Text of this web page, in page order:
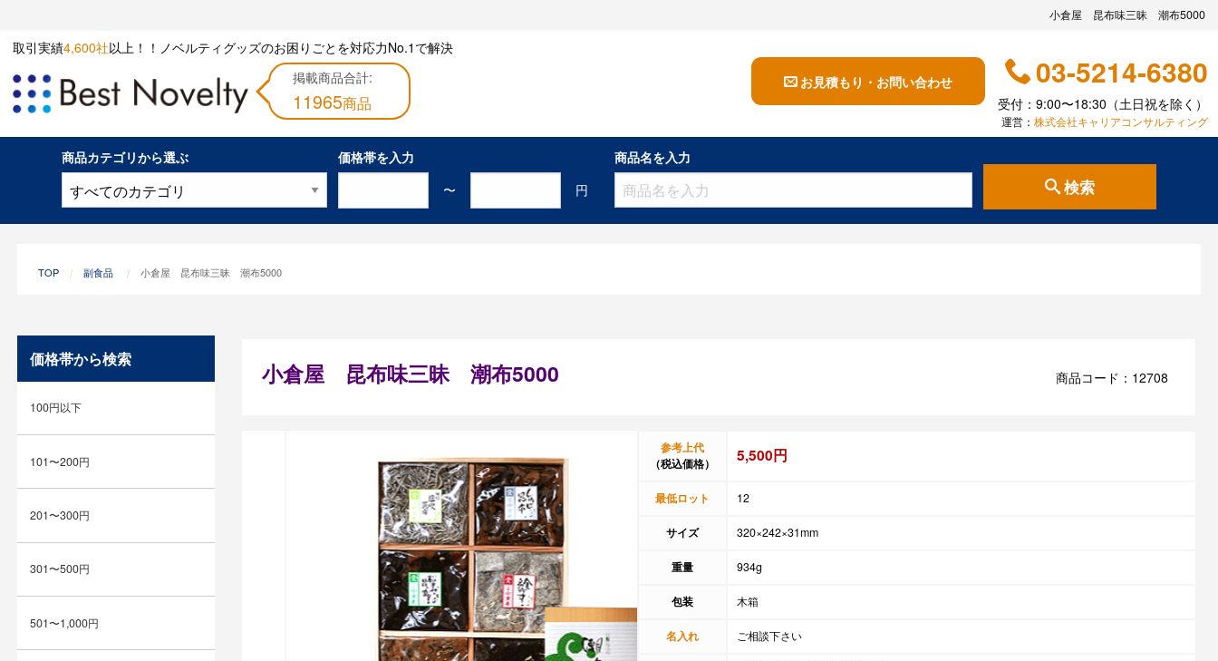
小倉屋 昆布味三昧 潮布5000
取引実績4,600社以上！！ノベルティグッズのお困りごとを対応力No.1で解決
掲載商品合計:
11965商品
お見積もり・お問い合わせ 03-5214-6380
受付：9:00〜18:30（土日祝を除く）
運営：株式会社キャリアコンサルティング
商品カテゴリから選ぶ
価格帯を入力
〜
円
商品名を入力
検索
TOP 副食品 小倉屋 昆布味三昧 潮布5000
小倉屋 昆布味三昧 潮布5000 商品コード：12708
参考上代
（税込価格）
5,500円
最低ロット 12
サイズ 320×242×31mm
重量 934g
包装 木箱
名入れ ご相談下さい
価格帯から検索
100円以下
101〜200円
201〜300円
301〜500円
501〜1,000円